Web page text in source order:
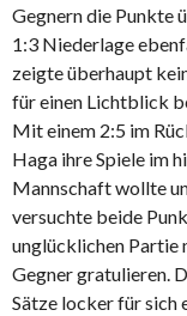
Gegnern die Punkte
1:3 Niederlage
zeigte überhaupt
für einen Lichtblick
Mit einem 2:5 im
Haga ihre Spiele im
Mannschaft wollte
versuchte beide
unglücklichen Partie
Gegner gratulieren.
Sätze locker für sich